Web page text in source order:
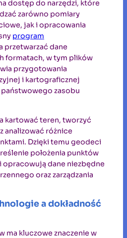
dostęp do narzędzi, które
zarówno pomiary
jak i opracowania
program
przetwarzać dane
formatach, w tym plików
przygotowania
i kartograficznej
zasobu
kartować teren, tworzyć
analizować różnice
Dzięki temu geodeci
położenia punktów
opracowują dane niezbędne
oraz zarządzania
a dokładność
ma kluczowe znaczenie w